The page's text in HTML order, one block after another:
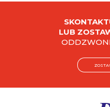
LUB